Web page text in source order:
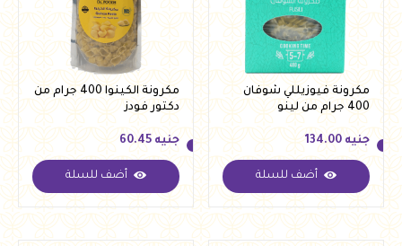
مكرونة فيوزيللي شوفان
400 جرام من لينو
جنيه
جنيه 134.00
أضف للسلة
مكرونة الكينوا 400 جرام من
دكتور فودز
جنيه
جنيه 60.45
أضف للسلة